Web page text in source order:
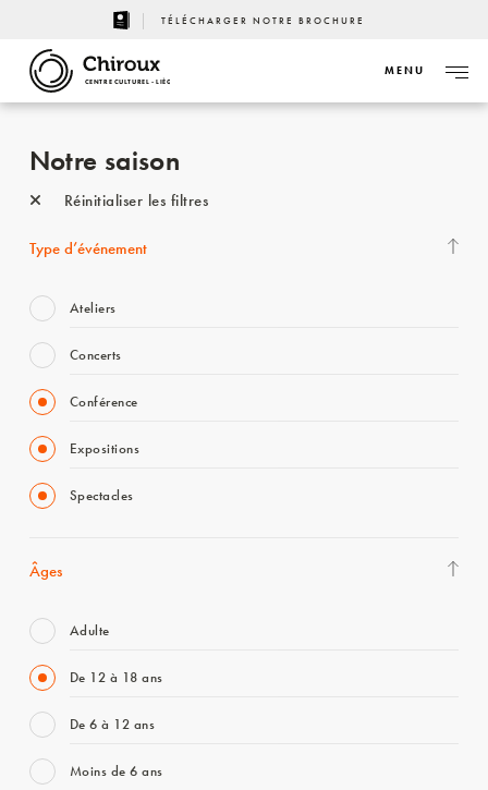
TÉLÉCHARGER NOTRE BROCHURE
CENTRE CULTUREL - LIÈGE
MENU
Notre saison
Réinitialiser les filtres
Type d’événement
Ateliers
Concerts
Conférence
Expositions
Spectacles
Âges
Adulte
De 12 à 18 ans
De 6 à 12 ans
Moins de 6 ans